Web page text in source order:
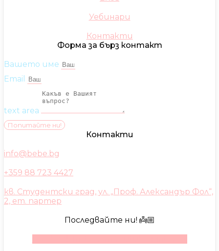
Уебинари
Контакти
Форма за бърз контакт
Вашето име
Email
text area
Попитайте ни!
Контакти
info@bebe.bg
+359 88 723 4427
кв. Студентски град, ул. „Проф. Александър Фол“,
2, ет. партер
Последвайте ни! 👼🏼